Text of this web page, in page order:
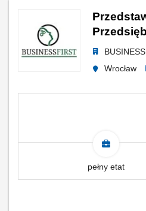
Wrocław
pełny etat